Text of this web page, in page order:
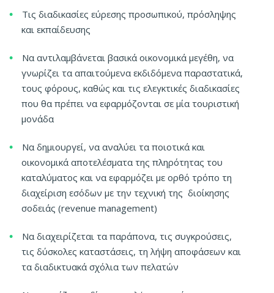
Τις διαδικασίες εύρεσης προσωπικού, πρόσληψης
και εκπαίδευσης
Να αντιλαμβάνεται βασικά οικονομικά μεγέθη, να
γνωρίζει τα απαιτούμενα εκδιδόμενα παραστατικά,
τους φόρους, καθώς και τις ελεγκτικές διαδικασίες
που θα πρέπει να εφαρμόζονται σε μία τουριστική
μονάδα
Να δημιουργεί, να αναλύει τα ποιοτικά και
οικονομικά αποτελέσματα της πληρότητας του
καταλύματος και να εφαρμόζει με ορθό τρόπο τη
διαχείριση εσόδων με την τεχνική της διοίκησης
σοδειάς (revenue management)
Να διαχειρίζεται τα παράπονα, τις συγκρούσεις,
τις δύσκολες καταστάσεις, τη λήψη αποφάσεων και
τα διαδικτυακά σχόλια των πελατών